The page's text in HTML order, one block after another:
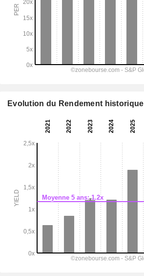
Evolution du Rendement historique